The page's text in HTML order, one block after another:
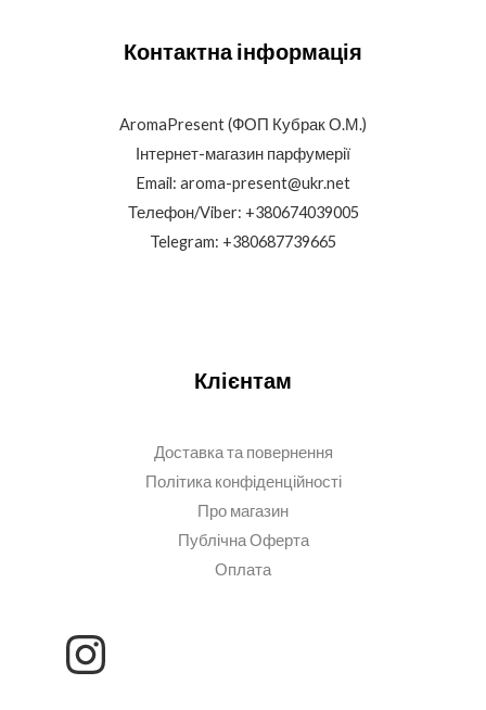
Контактна інформація
AromaPresent (ФОП Кубрак О.М.)
Інтернет-магазин парфумерії
Email: aroma-present@ukr.net
Телефон/Viber: +380674039005
Telegram: +380687739665
Клієнтам
Доставка та повернення
Політика конфіденційності
Про магазин
Публічна Оферта
Оплата